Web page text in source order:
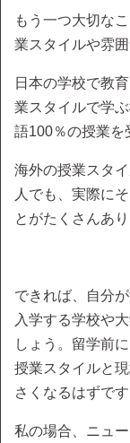
もう一つ大切な
業スタイルや雰
日本の学校で教
業スタイルで学
語100％の授業を
海外の授業スタ
人でも、実際に
とがたくさんあり
できれば、自分
入学する学校や
しょう。留学前
授業スタイルと
さくなるはずです
私の場合、ニュ